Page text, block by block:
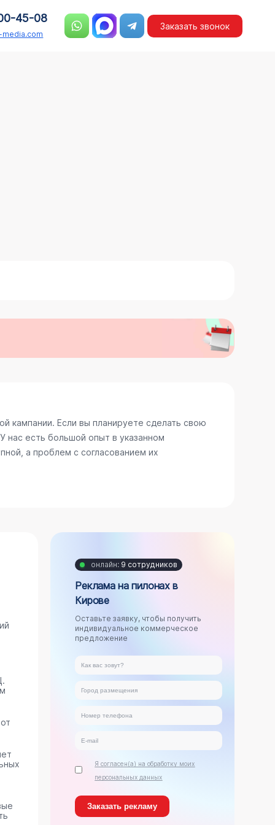
45-08
Заказать звонок
кампании. Если вы планируете сделать свою
нас есть большой опыт в указанном
а проблем с согласованием их
онлайн: 9 сотрудников
Реклама на пилонах в
Кирове
Оставьте заявку, чтобы получить
индивидуальное коммерческое
предложение
Я согласен(а) на обработку моих
персональных данных